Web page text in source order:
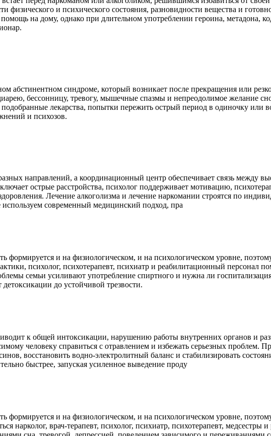
физического и психического состояния, разновидности вещества и
на дому, однако при длительном употреблении героина, метадона,
абстинентном синдроме, который возникает после прекращения или
бессонницу, тревогу, мышечные спазмы и непреодолимое желание
лекарства, попытки пережить острый период в одиночку или
и психозов.
направлений, а координационный центр обеспечивает связь между
острые расстройства, психолог поддерживает мотивацию,
Лечение алкоголизма и лечение наркомании строятся по
современный медицинский подход, пра
формируется и на физиологическом, и на психологическом уровне,
психолог, психотерапевт, психиатр и реабилитационный персонал
семьи усиливают употребление спиртного и нужна ли
до устойчивой трезвости.
к общей интоксикации, нарушению работы внутренних органов и
человеку справиться с отравлением и избежать серьезных проблем.
восстановить водно-электролитный баланс и стабилизировать
быстрее, запуская усиленное выведение проду
формируется и на физиологическом, и на психологическом уровне,
нарколог, врач-терапевт, психолог, психиатр, психотерапевт,